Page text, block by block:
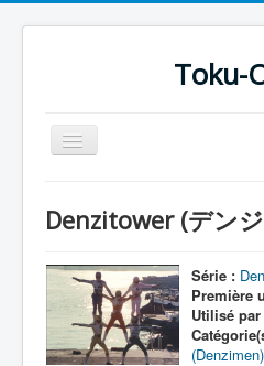
Toku-
Basculer
la
Toku-Actrices
Toku-Critiques
Séries
Films
Denzitower (デン
Série :
Première
Utilisé
(Denzimen)